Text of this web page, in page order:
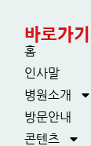
바로가기
홈
인사말
병원소개
방문안내
콘텐츠